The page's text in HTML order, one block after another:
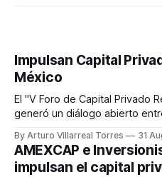
Impulsan Capital
México
El "V Foro de Capital Privado
generó un diálogo abierto
By Arturo Villarreal Torres 31
AMEXCAP e
impulsan el capital